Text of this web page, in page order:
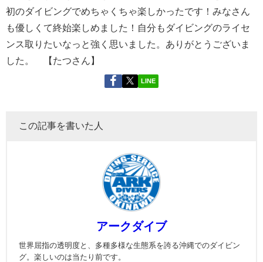
初のダイビングでめちゃくちゃ楽しかったです！みなさん
も優しくて終始楽しめました！自分もダイビングのライセ
ンス取りたいなっと強く思いました。ありがとうございま
した。 【たつさん】
LINE
この記事を書いた人
アークダイブ
世界屈指の透明度と、多種多様な生態系を誇る沖縄でのダイビン
グ。楽しいのは当たり前です。